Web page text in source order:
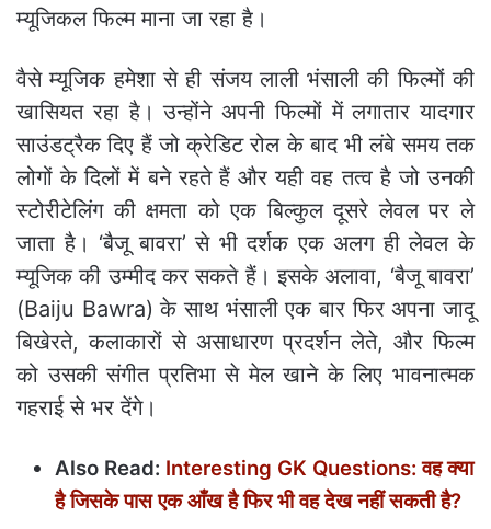
म्यूजिकल फिल्म माना जा रहा है।
वैसे म्यूजिक हमेशा से ही संजय लाली भंसाली की फिल्मों की
खासियत रहा है। उन्होंने अपनी फिल्मों में लगातार यादगार
साउंडट्रैक दिए हैं जो क्रेडिट रोल के बाद भी लंबे समय तक
लोगों के दिलों में बने रहते हैं और यही वह तत्व है जो उनकी
स्टोरीटेलिंग की क्षमता को एक बिल्कुल दूसरे लेवल पर ले
जाता है। ‘बैजू बावरा’ से भी दर्शक एक अलग ही लेवल के
म्यूजिक की उम्मीद कर सकते हैं। इसके अलावा, ‘बैजू बावरा’
(Baiju Bawra) के साथ भंसाली एक बार फिर अपना जादू
बिखेरते, कलाकारों से असाधारण प्रदर्शन लेते, और फिल्म
को उसकी संगीत प्रतिभा से मेल खाने के लिए भावनात्मक
गहराई से भर देंगे।
Also Read: Interesting GK Questions: वह क्या
है जिसके पास एक आँख है फिर भी वह देख नहीं सकती है?